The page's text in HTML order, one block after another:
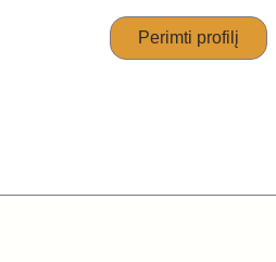
Perimti profilį